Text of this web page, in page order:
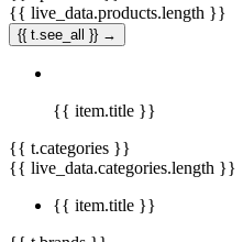
{{ live_data.products.length }}
{{ t.see_all }} →
{{ item.title }}
{{ t.categories }}
{{ live_data.categories.length }}
{{ item.title }}